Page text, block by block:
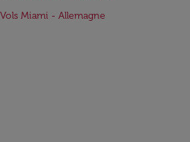
Vols Miami - Allemagne